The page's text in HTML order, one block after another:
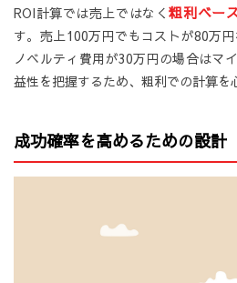
ROI計算では売上ではなく粗利ベー
す。売上100万円でもコストが80万
ノベルティ費用が30万円の場合はマ
益性を把握するため、粗利での計算を
成功確率を高めるための設計